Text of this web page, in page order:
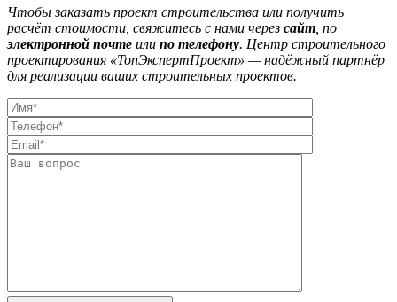
Чтобы заказать проект строительства или получить
расчёт стоимости, свяжитесь с нами через сайт , по
электронной почте или по телефону. Центр строительного
проектирования «ТопЭкспертПроект» — надёжный партнёр
для реализации ваших строительных проектов.